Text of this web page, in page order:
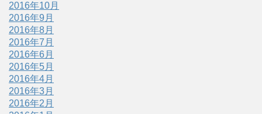
2016年10月
2016年9月
2016年8月
2016年7月
2016年6月
2016年5月
2016年4月
2016年3月
2016年2月